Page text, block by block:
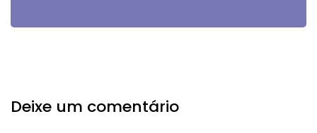
Deixe um comentário